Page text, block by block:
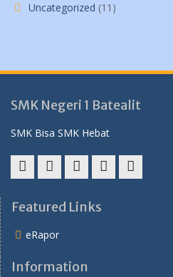
Uncategorized (11)
SMK Negeri 1 Batealit
SMK Bisa SMK Hebat
Featured Links
eRapor
Information